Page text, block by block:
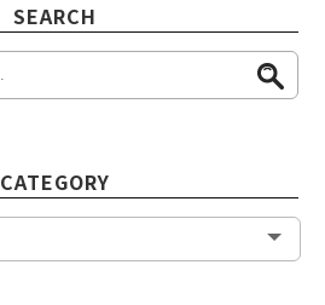
SEARCH
CATEGORY